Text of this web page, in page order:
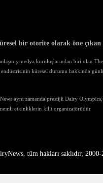
bir otorite olarak öne
medya kuruluşlarından biri olan
küresel durumu hakkında
aynı zamanda prestijli Dairy
etkinliklerin kilit organizatörüdür.
tüm hakları saklıdır, 2000-